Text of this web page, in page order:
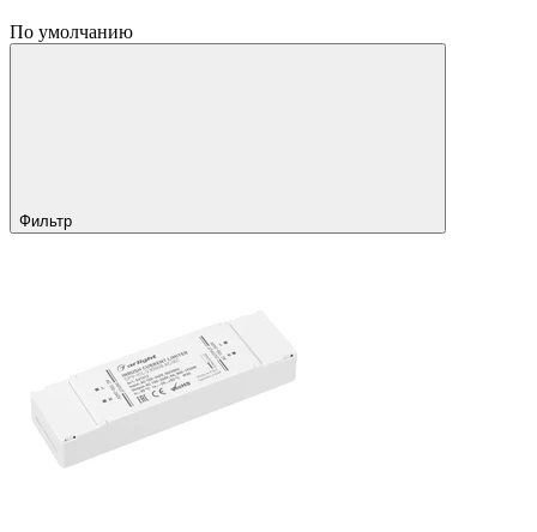
По умолчанию
Фильтр